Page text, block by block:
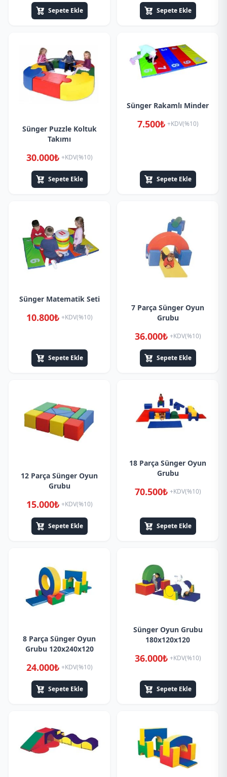
Sepete Ekle Sepete Ekle
Sünger Puzzle Koltuk
Takımı
30.000₺ +KDV(%10)
Sepete Ekle
Sünger Rakamlı Minder
7.500₺ +KDV(%10)
Sepete Ekle
Sünger Matematik Seti
10.800₺ +KDV(%10)
Sepete Ekle
7 Parça Sünger Oyun
Grubu
36.000₺ +KDV(%10)
Sepete Ekle
12 Parça Sünger Oyun
Grubu
15.000₺ +KDV(%10)
Sepete Ekle
18 Parça Sünger Oyun
Grubu
70.500₺ +KDV(%10)
Sepete Ekle
8 Parça Sünger Oyun
Grubu 120x240x120
24.000₺ +KDV(%10)
Sepete Ekle
Sünger Oyun Grubu
180x120x120
36.000₺ +KDV(%10)
Sepete Ekle